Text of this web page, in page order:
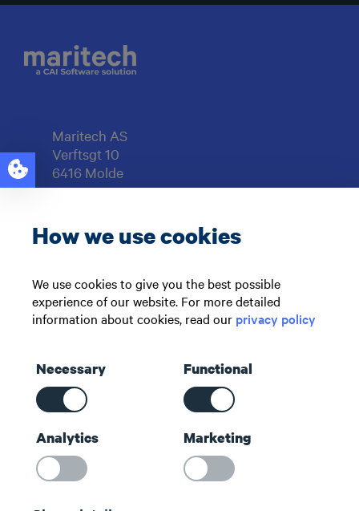
Maritech AS
Verftsgt 10
6416 Molde
Support: +47 71 51 73 00
sales@maritech.com
Følg oss i sosiale medier
Snarveier
Kontakt oss
Om oss
How we use cookies
We use cookies to give you the best possible
experience of our website. For more detailed
information about cookies, read our privacy policy
Necessary Functional
Analytics Marketing